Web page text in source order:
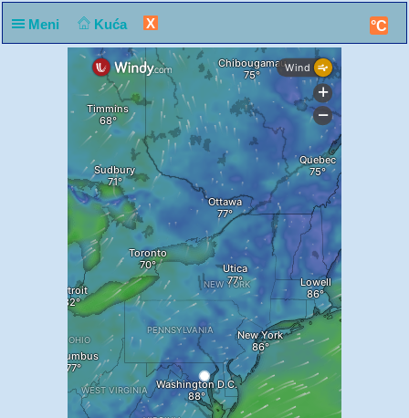
Meni Kuća X °C